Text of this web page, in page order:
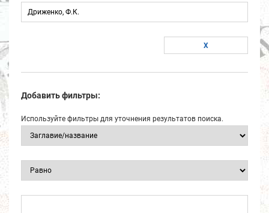
Добавить фильтры:
Используйте фильтры для уточнения результатов поиска.